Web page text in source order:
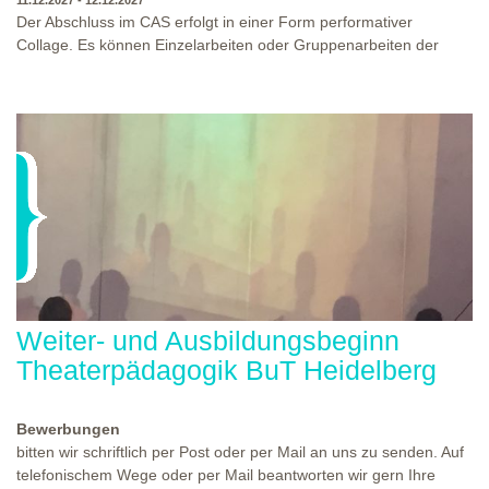
Der Abschluss im CAS erfolgt in einer Form performativer
Collage. Es können Einzelarbeiten oder Gruppenarbeiten der
Ausbildungsprogramm zu erleben. Die Studierenden des
oder Präsentation. Wir freuen uns über Begegnungen und
Gespräche an der performativen Collage.
WO?
Weiter- und Ausbildungsbeginn
Theaterpädagogik BuT Heidelberg
Bewerbungen
bitten wir schriftlich per Post oder per Mail an uns zu senden. Auf
telefonischem Wege oder per Mail beantworten wir gern Ihre